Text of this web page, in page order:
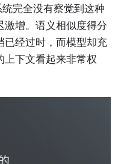
完全没有察觉到这种
激增。语义相似度得分
已经过时，而模型却充
下文看起来非常权